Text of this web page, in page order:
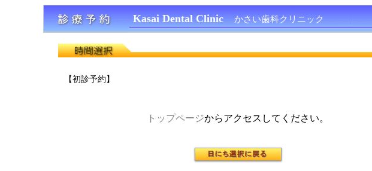
Kasai Dental Clinic かさい歯科クリニック
【初診予約】
トップページからアクセスしてください。